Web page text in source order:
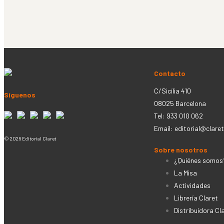
Síguenos
© 2026 Editorial Claret
Contacto
C/Sicília 410
08025 Barcelona
Tel: 933 010 062
Email:
Sobre nosotros
¿Quiénes
La Misa
Actividades
Librería Claret
Distribuidora